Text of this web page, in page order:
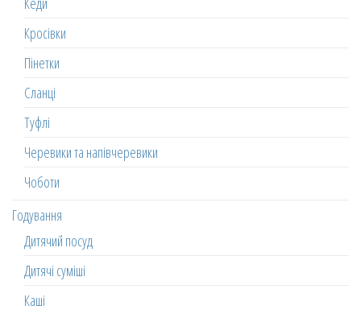
Кросівки
Пінетки
Сланці
Туфлі
Черевики та напівчеревики
Чоботи
Годування
Дитячий посуд
Дитячі суміші
Каші